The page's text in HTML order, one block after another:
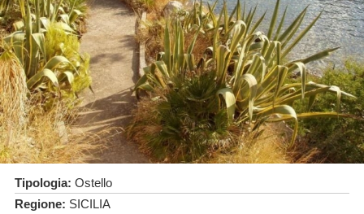
Tipologia: Ostello
Regione: SICILIA